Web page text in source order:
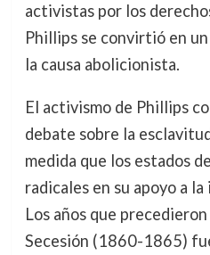
activistas por los
Phillips se convirtió en
la causa abolicionista.
El activismo de Phillips
debate sobre la
medida que los estados
radicales en su apoyo a
Los años que
Secesión (1860-1865)